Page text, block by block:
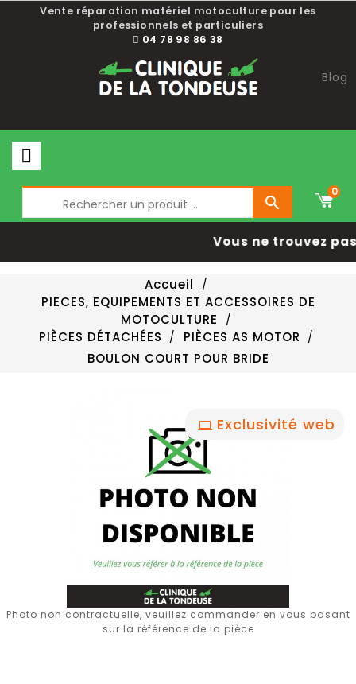
Vente réparation matériel motoculture pour les
professionnels et particuliers
04 78 98 86 38
Blog

0
Vous ne trouvez
Accueil
PIECES, EQUIPEMENTS ET ACCESSOIRES DE
MOTOCULTURE
PIÈCES DÉTACHÉES
PIÈCES AS MOTOR
BOULON COURT POUR BRIDE
Exclusivité web
Photo non contractuelle, veuillez commander en vous basant
sur la référence de la pièce